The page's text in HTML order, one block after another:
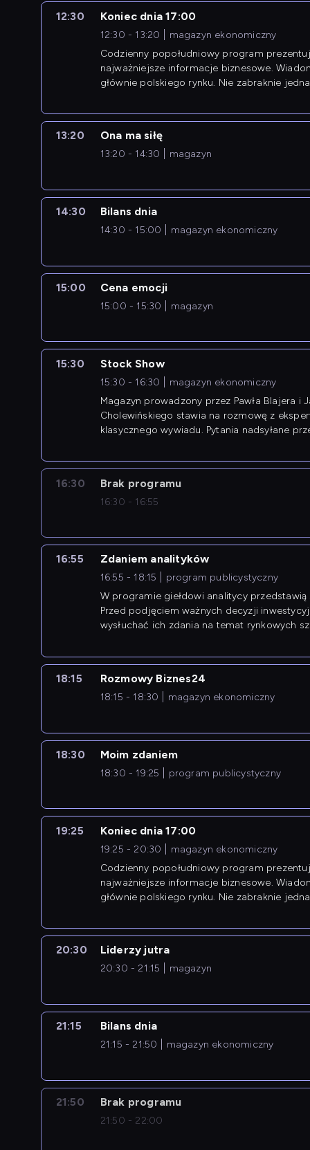
12:30 Koniec dnia 17:00
12:30 - 13:20
magazyn ekonomiczny
Codzienny popołudniowy program
najważniejsze informacje biznesowe.
głównie polskiego rynku. Nie zabraknie
13:20 Ona ma siłę
13:20 - 14:30 magazyn
14:30 Bilans dnia
14:30 - 15:00 magazyn ekonomiczny
15:00 Cena emocji
15:00 - 15:30 magazyn
15:30 Stock Show
15:30 - 16:30
magazyn ekonomiczny
Magazyn prowadzony przez Pawła Blajera i
Cholewińskiego stawia na rozmowę z
klasycznego wywiadu. Pytania nadsyłane
16:30 Brak programu
16:30 - 16:55
16:55 Zdaniem analityków
16:55 - 18:15
program publicystyczny
W programie giełdowi analitycy
Przed podjęciem ważnych decyzji
wysłuchać ich zdania na temat rynkowych
18:15 Rozmowy Biznes24
18:15 - 18:30 magazyn ekonomiczny
18:30 Moim zdaniem
18:30 - 19:25 program publicystyczny
19:25 Koniec dnia 17:00
19:25 - 20:30
magazyn ekonomiczny
Codzienny popołudniowy program
najważniejsze informacje biznesowe.
głównie polskiego rynku. Nie zabraknie
20:30 Liderzy jutra
20:30 - 21:15 magazyn
21:15 Bilans dnia
21:15 - 21:50 magazyn ekonomiczny
21:50 Brak programu
21:50 - 22:00